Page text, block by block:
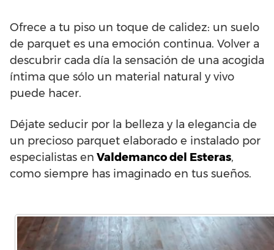
Ofrece a tu piso un toque de calidez: un suelo
de parquet es una emoción continua. Volver a
descubrir cada día la sensación de una acogida
íntima que sólo un material natural y vivo
puede hacer.
Déjate seducir por la belleza y la elegancia de
un precioso parquet elaborado e instalado por
especialistas en Valdemanco del Esteras,
como siempre has imaginado en tus sueños.